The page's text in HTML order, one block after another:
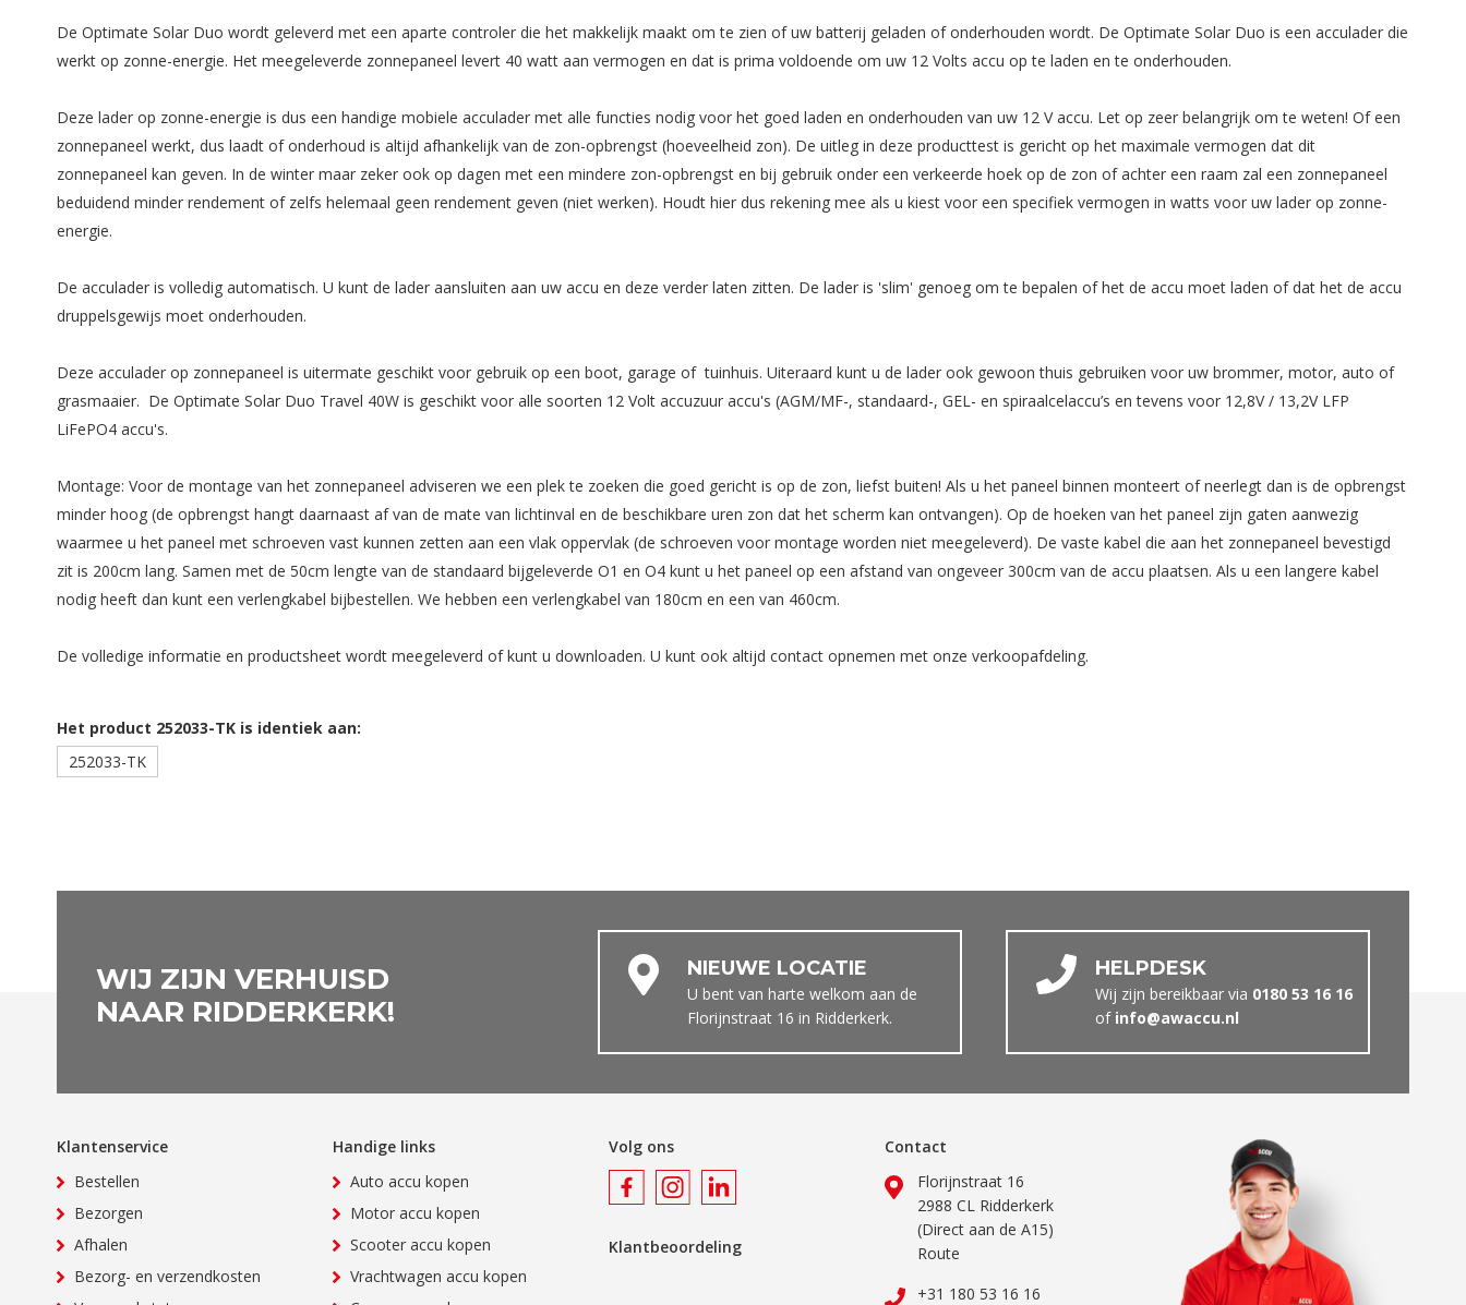
De Optimate Solar Duo wordt geleverd met een aparte controler die het makkelijk maakt om te zien of uw batterij geladen of onderhouden wordt. De Optimate Solar Duo is een acculader die
werkt op zonne-energie. Het meegeleverde zonnepaneel levert 40 watt aan vermogen en dat is prima voldoende om uw 12 Volts accu op te laden en te onderhouden.
Deze lader op zonne-energie is dus een handige mobiele acculader met alle functies nodig voor het goed laden en onderhouden van uw 12 V accu. Let op zeer belangrijk om te weten! Of een
zonnepaneel werkt, dus laadt of onderhoud is altijd afhankelijk van de zon-opbrengst (hoeveelheid zon). De uitleg in deze producttest is gericht op het maximale vermogen dat dit
zonnepaneel kan geven. In de winter maar zeker ook op dagen met een mindere zon-opbrengst en bij gebruik onder een verkeerde hoek op de zon of achter een raam zal een zonnepaneel
beduidend minder rendement of zelfs helemaal geen rendement geven (niet werken). Houdt hier dus rekening mee als u kiest voor een specifiek vermogen in watts voor uw lader op zonne-
energie.
De acculader is volledig automatisch. U kunt de lader aansluiten aan uw accu en deze verder laten zitten. De lader is 'slim' genoeg om te bepalen of het de accu moet laden of dat het de accu
druppelsgewijs moet onderhouden.
Deze acculader op zonnepaneel is uitermate geschikt voor gebruik op een boot, garage of tuinhuis. Uiteraard kunt u de lader ook gewoon thuis gebruiken voor uw brommer, motor, auto of
grasmaaier. De Optimate Solar Duo Travel 40W is geschikt voor alle soorten 12 Volt accuzuur accu's (AGM/MF-, standaard-, GEL- en spiraalcelaccu’s en tevens voor 12,8V / 13,2V LFP
LiFePO4 accu's.
Montage: Voor de montage van het zonnepaneel adviseren we een plek te zoeken die goed gericht is op de zon, liefst buiten! Als u het paneel binnen monteert of neerlegt dan is de opbrengst
minder hoog (de opbrengst hangt daarnaast af van de mate van lichtinval en de beschikbare uren zon dat het scherm kan ontvangen). Op de hoeken van het paneel zijn gaten aanwezig
waarmee u het paneel met schroeven vast kunnen zetten aan een vlak oppervlak (de schroeven voor montage worden niet meegeleverd). De vaste kabel die aan het zonnepaneel bevestigd
zit is 200cm lang. Samen met de 50cm lengte van de standaard bijgeleverde O1 en O4 kunt u het paneel op een afstand van ongeveer 300cm van de accu plaatsen. Als u een langere kabel
nodig heeft dan kunt een verlengkabel bijbestellen. We hebben een verlengkabel van 180cm en een van 460cm.
De volledige informatie en productsheet wordt meegeleverd of kunt u downloaden. U kunt ook altijd contact opnemen met onze verkoopafdeling.
Het product 252033-TK is identiek aan:
252033-TK
WIJ ZIJN VERHUISD
NAAR RIDDERKERK!
HELPDESK
Wij zijn bereikbaar via 0180 53 16 16
of info@awaccu.nl
NIEUWE LOCATIE
U bent van harte welkom aan de
Florijnstraat 16 in Ridderkerk.
Klantenservice
Bestellen
Bezorgen
Afhalen
Bezorg- en verzendkosten
Handige links
Auto accu kopen
Motor accu kopen
Scooter accu kopen
Vrachtwagen accu kopen
Volg ons
Klantbeoordeling
Contact
Florijnstraat 16
2988 CL Ridderkerk
(Direct aan de A15)
Route
+31 180 53 16 16